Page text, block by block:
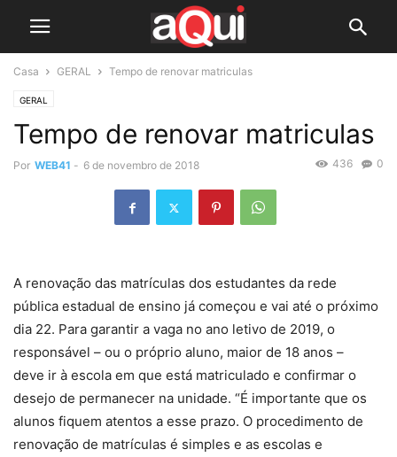
Casa GERAL Tempo de renovar matriculas
GERAL
Tempo de renovar matriculas
Por WEB41 - 6 de novembro de 2018 0
436
A renovação das matrículas dos estudantes da rede
pública estadual de ensino já começou e vai até o próximo
dia 22. Para garantir a vaga no ano letivo de 2019, o
responsável – ou o próprio aluno, maior de 18 anos –
deve ir à escola em que está matriculado e confirmar o
desejo de permanecer na unidade. “É importante que os
alunos fiquem atentos a esse prazo. O procedimento de
renovação de matrículas é simples e as escolas e